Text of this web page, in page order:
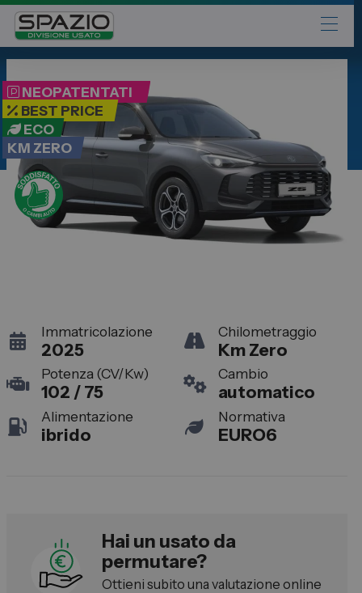
Automobili
Fiat
Abarth
Lancia
Alfa Romeo
Jeep
Leapmotor
Toyota
Lexus
Dongfeng
Toyota
NEOPATENTATI
BEST PRICE
ECO
KM ZERO
Immatricolazione
2025
Chilometraggio
Km Zero
Potenza (CV/Kw)
102 / 75
Cambio
automatico
Alimentazione
ibrido
Normativa
EURO6
Hai un usato da
permutare?
Ottieni subito una valutazione online